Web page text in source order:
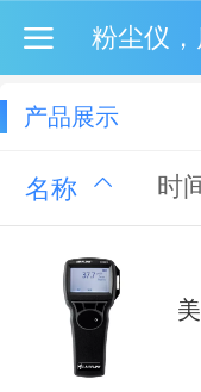
产品展示
名称 时